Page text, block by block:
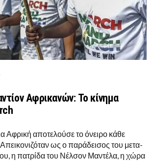
Αφρικανών: Το κίνημα
Αφρική αποτελούσε το όνειρο κάθε
ως ο παράδεισος του μετα-
η πατρίδα του Νέλσον Μαντέλα, η χώρα